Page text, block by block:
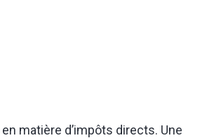
matière d’impôts directs. Une